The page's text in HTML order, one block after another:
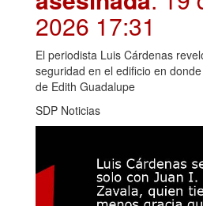
2026 17:31
El periodista Luis Cárdenas
seguridad en el edificio en
de Edith Guadalupe
SDP Noticias